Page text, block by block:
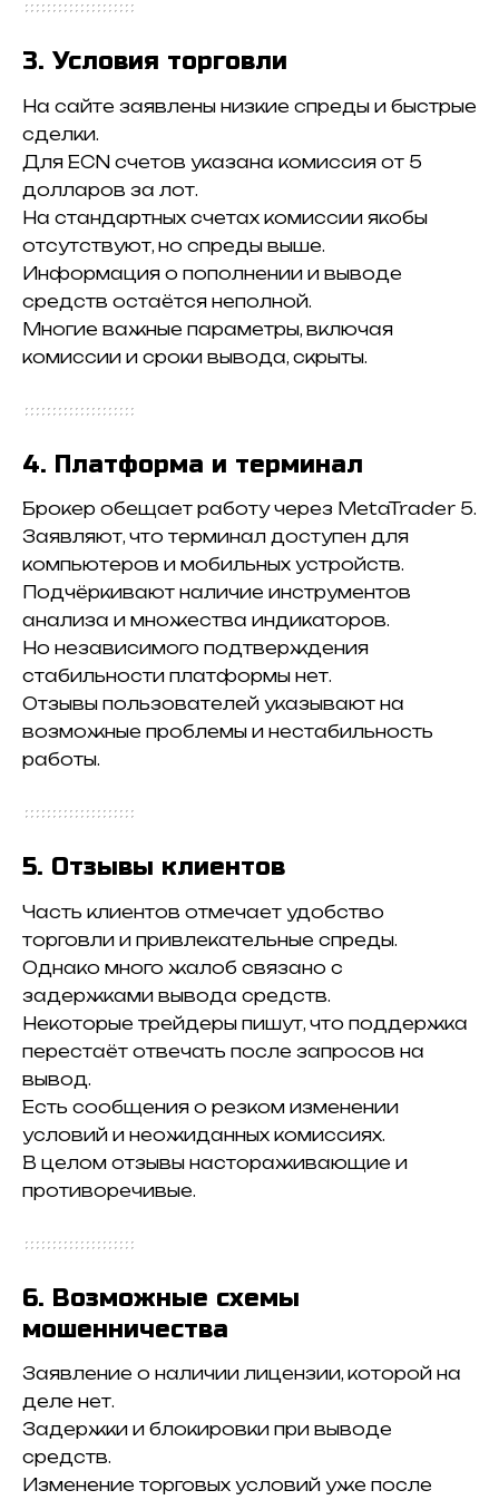
3. Условия торговли
На сайте заявлены низкие спреды и быстрые
сделки.
Для ECN счетов указана комиссия от 5
долларов за лот.
На стандартных счетах комиссии якобы
отсутствуют, но спреды выше.
Информация о пополнении и выводе
средств остаётся неполной.
Многие важные параметры, включая
комиссии и сроки вывода, скрыты.
4. Платформа и терминал
Брокер обещает работу через MetaTrader 5.
Заявляют, что терминал доступен для
компьютеров и мобильных устройств.
Подчёркивают наличие инструментов
анализа и множества индикаторов.
Но независимого подтверждения
стабильности платформы нет.
Отзывы пользователей указывают на
возможные проблемы и нестабильность
работы.
5. Отзывы клиентов
Часть клиентов отмечает удобство
торговли и привлекательные спреды.
Однако много жалоб связано с
задержками вывода средств.
Некоторые трейдеры пишут, что поддержка
перестаёт отвечать после запросов на
вывод.
Есть сообщения о резком изменении
условий и неожиданных комиссиях.
В целом отзывы настораживающие и
противоречивые.
6. Возможные схемы
мошенничества
Заявление о наличии лицензии, которой на
деле нет.
Задержки и блокировки при выводе
средств.
Изменение торговых условий уже после